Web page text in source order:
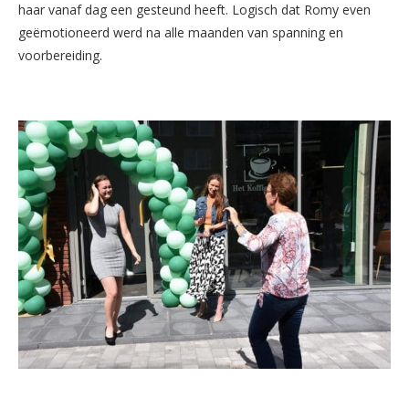
haar vanaf dag een gesteund heeft. Logisch dat Romy even
geëmotioneerd werd na alle maanden van spanning en
voorbereiding.